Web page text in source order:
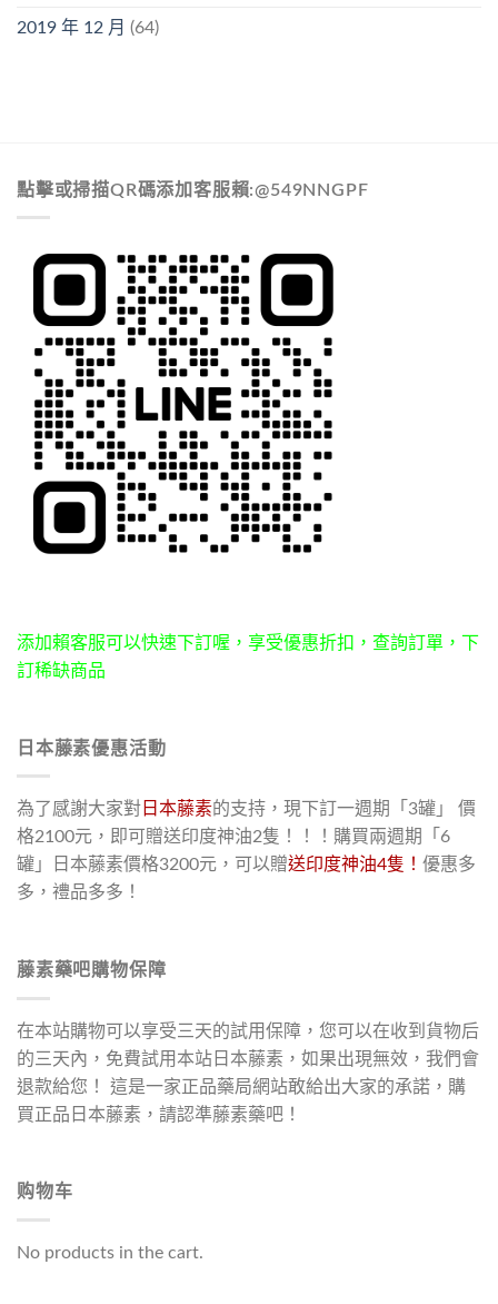
2019 年 12 月 (64)
點擊或掃描QR碼添加客服賴:@549NNGPF
添加賴客服可以快速下訂喔，享受優惠折扣，查詢訂單，下
訂稀缺商品
日本藤素優惠活動
為了感謝大家對 日本藤素的支持，現下訂一週期「3罐」 價
格2100元，即可贈送印度神油2隻！！！購買兩週期「6
罐」日本藤素價格3200元，可以贈送印度神油4隻！ 優惠多
多，禮品多多！
藤素藥吧購物保障
在本站購物可以享受三天的試用保障，您可以在收到貨物后
的三天內，免費試用本站日本藤素，如果出現無效，我們會
退款給您！ 這是一家正品藥局網站敢給出大家的承諾，購
買正品日本藤素，請認準藤素藥吧！
购物车
No products in the cart.